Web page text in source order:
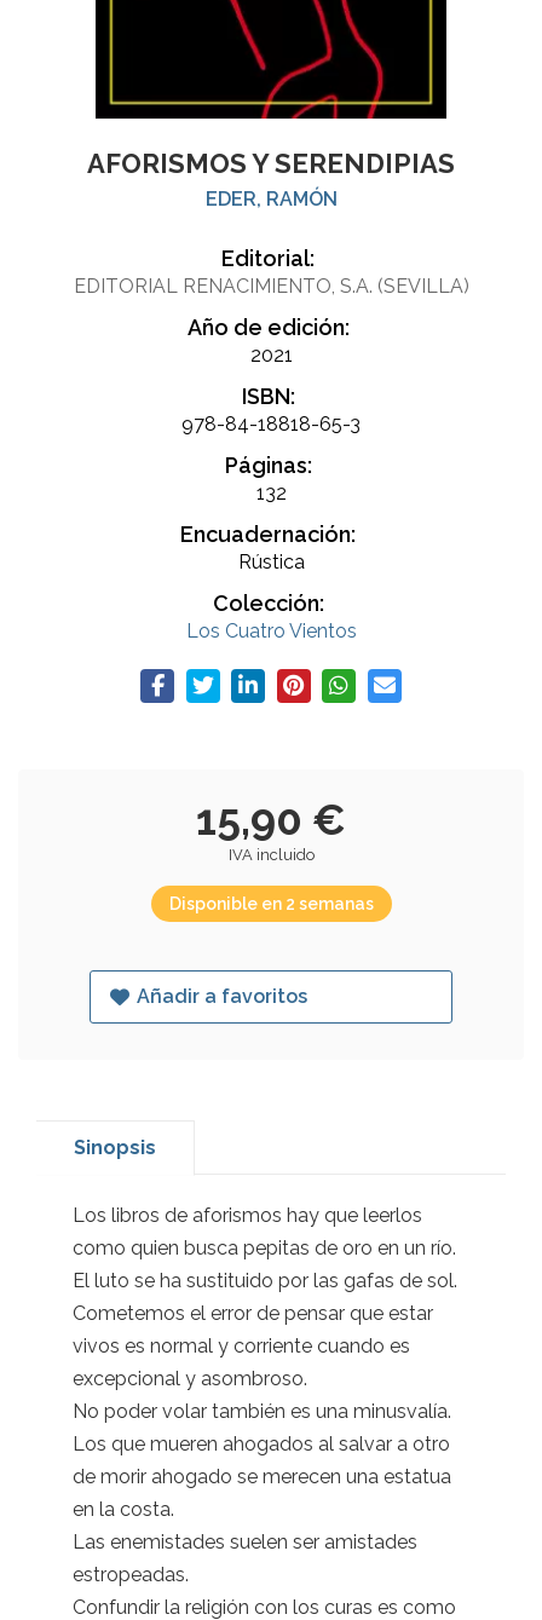
AFORISMOS Y SERENDIPIAS
EDER, RAMÓN
Editorial:
EDITORIAL RENACIMIENTO, S.A. (SEVILLA)
Año de edición:
2021
ISBN:
978-84-18818-65-3
Páginas:
132
Encuadernación:
Rústica
Colección:
Los Cuatro Vientos
15,90 €
IVA incluido
Disponible en 2 semanas
Añadir a favoritos
Sinopsis
Los libros de aforismos hay que leerlos
como quien busca pepitas de oro en un río.
El luto se ha sustituido por las gafas de sol.
Cometemos el error de pensar que estar
vivos es normal y corriente cuando es
excepcional y asombroso.
No poder volar también es una minusvalía.
Los que mueren ahogados al salvar a otro
de morir ahogado se merecen una estatua
en la costa.
Las enemistades suelen ser amistades
estropeadas.
Confundir la religión con los curas es como